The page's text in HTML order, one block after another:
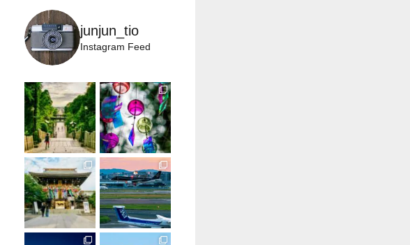
junjun_tio
Instagram Feed